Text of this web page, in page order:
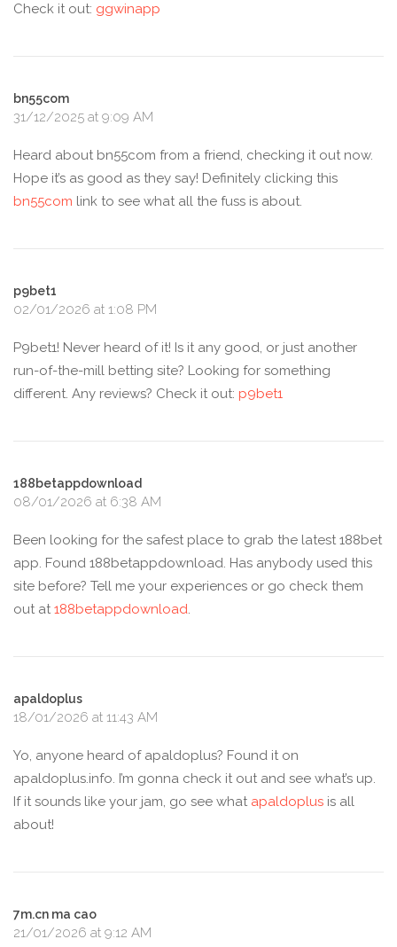
Check it out: ggwinapp
bn55com
31/12/2025 at 9:09 AM
Heard about bn55com from a friend, checking it out now.
Hope it’s as good as they say! Definitely clicking this
bn55com link to see what all the fuss is about.
p9bet1
02/01/2026 at 1:08 PM
P9bet1! Never heard of it! Is it any good, or just another
run-of-the-mill betting site? Looking for something
different. Any reviews? Check it out: p9bet1
188betappdownload
08/01/2026 at 6:38 AM
Been looking for the safest place to grab the latest 188bet
app. Found 188betappdownload. Has anybody used this
site before? Tell me your experiences or go check them
out at 188betappdownload.
apaldoplus
18/01/2026 at 11:43 AM
Yo, anyone heard of apaldoplus? Found it on
apaldoplus.info. I’m gonna check it out and see what’s up.
If it sounds like your jam, go see what apaldoplus is all
about!
7m.cn ma cao
21/01/2026 at 9:12 AM